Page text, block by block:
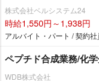
株式会社ベルシステム24
時給1,550円～1,938円
アルバイト・パート / 契約
ペプチド合成業務/化
WDB株式会社